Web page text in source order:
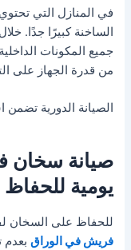
في المنازل التي
الساخنة كبيرًا جدًا.
جميع المكونات
من قدرة الجهاز على
الصيانة الدورية تضمن
صيانة سخان
يومية للحفاظ
للحفاظ على السخان
فريش في الوراق